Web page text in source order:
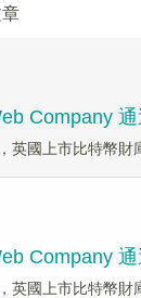
Company
英國上市比特幣
Company
英國上市比特幣